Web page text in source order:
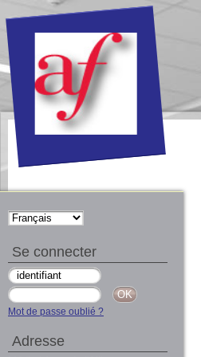
Se connecter
Mot de passe oublié ?
Adresse